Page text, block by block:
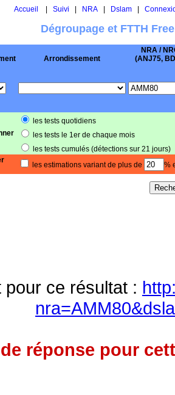
Accueil Suivi NRA| Dslam|
Dégroupage et FTTH
Arrondissement
NRA /
(ANJ75,
les tests quotidiens
les tests le 1er de chaque mois
les tests cumulés (détections sur 21 jours)
les estimations variant de plus de %
pour ce résultat :
réponse pour